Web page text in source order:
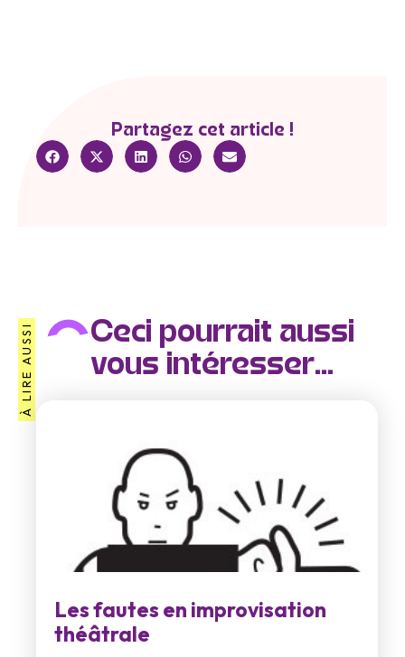
Partagez cet article !
À LIRE AUSSI
Ceci pourrait aussi
vous intéresser...
Les fautes en improvisation
théâtrale